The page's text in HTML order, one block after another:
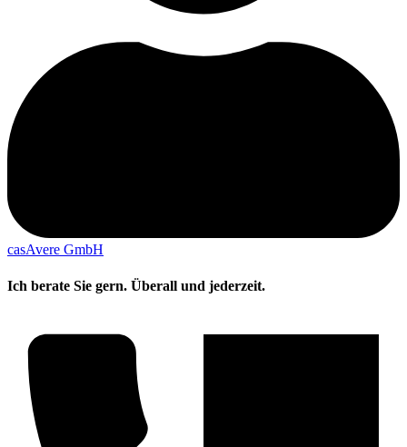
casAvere GmbH
Ich berate Sie gern. Überall und jederzeit.